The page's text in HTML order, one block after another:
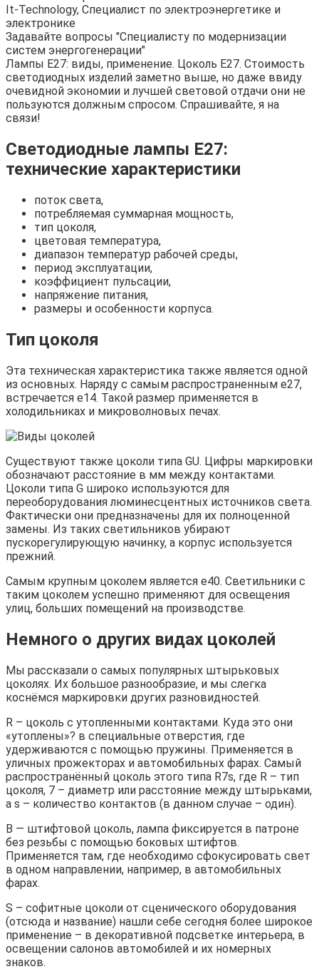
It-Technology, Cпециалист по электроэнергетике и
электронике
Задавайте вопросы "Специалисту по модернизации
систем энергогенерации"
Лампы Е27: виды, применение. Цоколь Е27. Стоимость
светодиодных изделий заметно выше, но даже ввиду
очевидной экономии и лучшей световой отдачи они не
пользуются должным спросом. Спрашивайте, я на
связи!
Светодиодные лампы E27:
технические характеристики
поток света,
потребляемая суммарная мощность,
тип цоколя,
цветовая температура,
диапазон температур рабочей среды,
период эксплуатации,
коэффициент пульсации,
напряжение питания,
размеры и особенности корпуса.
Тип цоколя
Эта техническая характеристика также является одной
из основных. Наряду с самым распространенным е27,
встречается е14. Такой размер применяется в
холодильниках и микроволновых печах.
Существуют также цоколи типа GU. Цифры маркировки
обозначают расстояние в мм между контактами.
Цоколи типа G широко используются для
переоборудования люминесцентных источников света.
Фактически они предназначены для их полноценной
замены. Из таких светильников убирают
пускорегулирующую начинку, а корпус используется
прежний.
Самым крупным цоколем является е40. Светильники с
таким цоколем успешно применяют для освещения
улиц, больших помещений на производстве.
Немного о других видах цоколей
Мы рассказали о самых популярных штырьковых
цоколях. Их большое разнообразие, и мы слегка
коснёмся маркировки других разновидностей.
R – цоколь с утопленными контактами. Куда это они
«утоплены»? в специальные отверстия, где
удерживаются с помощью пружины. Применяется в
уличных прожекторах и автомобильных фарах. Самый
распространённый цоколь этого типа R7s, где R – тип
цоколя, 7 – диаметр или расстояние между штырьками,
а s – количество контактов (в данном случае – один).
В — штифтовой цоколь, лампа фиксируется в патроне
без резьбы с помощью боковых штифтов.
Применяется там, где необходимо сфокусировать свет
в одном направлении, например, в автомобильных
фарах.
S – софитные цоколи от сценического оборудования
(отсюда и название) нашли себе сегодня более широкое
применение – в декоративной подсветке интерьера, в
освещении салонов автомобилей и их номерных
знаков.